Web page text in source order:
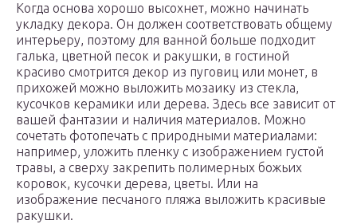
Когда основа хорошо высохнет, можно начинать
укладку декора. Он должен соответствовать общему
интерьеру, поэтому для ванной больше подходит
галька, цветной песок и ракушки, в гостиной
красиво смотрится декор из пуговиц или монет, в
прихожей можно выложить мозаику из стекла,
кусочков керамики или дерева. Здесь все зависит от
вашей фантазии и наличия материалов. Можно
сочетать фотопечать с природными материалами:
например, уложить пленку с изображением густой
травы, а сверху закрепить полимерных божьих
коровок, кусочки дерева, цветы. Или на
изображение песчаного пляжа выложить красивые
ракушки.